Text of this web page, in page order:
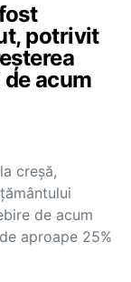
potrivit
acum
creșă,
de acum
aproape 25%